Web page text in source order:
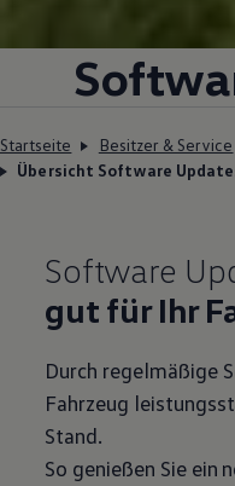
Startseite Besitzer & Service
Übersicht Software
Software
gut für Ihr
Durch regelmäßige
Fahrzeug
Stand.
So genießen Sie ein